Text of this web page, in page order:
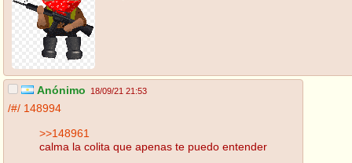
Anónimo 18/09/21 21:53
/#/ 148994
>>148961
calma la colita que apenas te puedo entender